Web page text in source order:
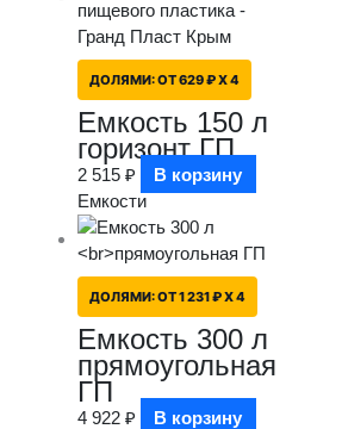
ДОЛЯМИ:ОТ 629 ₽ X 4
Емкость 150 л
горизонт ГП
2 515 ₽
В корзину
Емкости
ДОЛЯМИ:ОТ 1 231 ₽ X 4
Емкость 300 л
прямоугольная
ГП
4 922 ₽
В корзину